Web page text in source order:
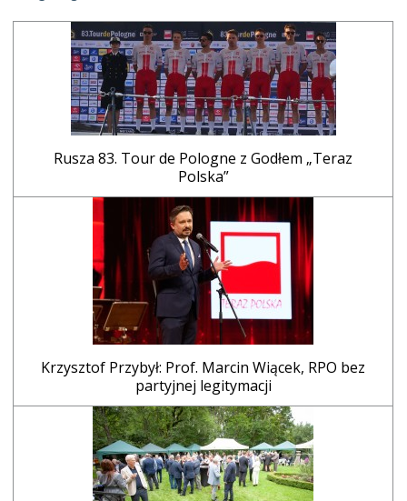
Rusza 83. Tour de Pologne z Godłem „Teraz
Polska”
Krzysztof Przybył: Prof. Marcin Wiącek, RPO bez
partyjnej legitymacji